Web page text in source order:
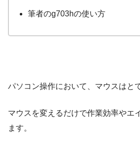
筆者のg703hの使い方
パソコン操作において、マウスはと
マウスを変えるだけで作業効率やエ
ます。